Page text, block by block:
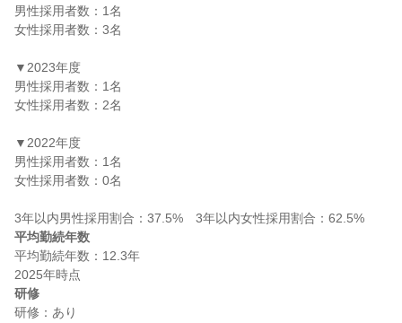
男性採用者数：1名
女性採用者数：3名
▼2023年度
男性採用者数：1名
女性採用者数：2名
▼2022年度
男性採用者数：1名
女性採用者数：0名
平均勤続年数
平均勤続年数：12.3年
研修
研修：あり